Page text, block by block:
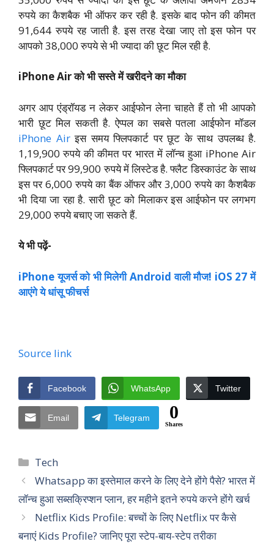
रुपये का कैशबैक भी ऑफर कर रही है. इसके बाद फोन की कीमत
91,644 रुपये रह जाती है. इस तरह देखा जाए तो इस फोन पर
आपको 38,000 रुपये से भी ज्यादा की छूट मिल रही है.
iPhone Air को भी सस्ते में खरीदने का मौका
अगर आप एंड्रॉयड न लेकर आईफोन लेना चाहते हैं तो भी आपको
भारी छूट मिल सकती है. ऐप्पल का सबसे पतला आईफोन मॉडल
iPhone Airइस समय फ्लिपकार्ट पर छूट के साथ उपलब्ध है.
1,19,900 रुपये की कीमत पर भारत में लॉन्च हुआ iPhone Air
फ्लिपकार्ट पर 99,900 रुपये में लिस्टेड है. फ्लैट डिस्काउंट के साथ
इस पर 6,000 रुपये का बैंक ऑफर और 3,000 रुपये का कैशबैक
भी दिया जा रहा है. सारी छूट को मिलाकर इस आईफोन पर लगभग
29,000 रुपये बचाए जा सकते हैं.
ये भी पढ़ें-
iPhone यूजर्स को भी मिलेगी Android वाली मौज! iOS 27 में
आएंगे ये धांसू फीचर्स
Source link
Facebook WhatsApp Twitter
Email Telegram 0
Shares
Categories
Tech
Whatsapp का इस्तेमाल करने के लिए देने होंगे पैसे? भारत में
लॉन्च हुआ सब्सक्रिप्शन प्लान, हर महीने इतने रुपये करने होंगे खर्च
Netflix Kids Profile: बच्चों के लिए Netflix पर कैसे
बनाएं Kids Profile? जानिए पूरा स्टेप-बाय-स्टेप तरीका